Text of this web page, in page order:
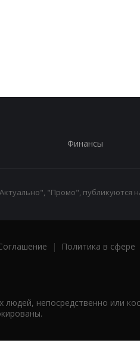
Финансы
"Промо", публикуются
|
Политика в сфере
непосредственно или